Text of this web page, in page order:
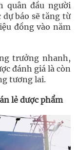
quân đầu người
dự báo sẽ tăng từ
đồng vào năm
trưởng nhanh,
đánh giá là còn
tương lai.
lẻ dược phẩm